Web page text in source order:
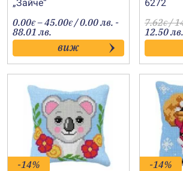
„Зайче“
0.00€ –45.00€Price
range:
0.00€
through
45.00€
/ 0.00 лв. -
88.01 лв.
виж
6272
7.62€/
12.50 лв.
-14% -14%